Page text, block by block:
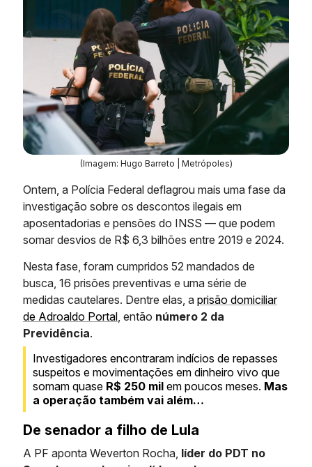
(Imagem: Hugo Barreto | Metrópoles)
Ontem, a Polícia Federal deflagrou mais uma fase da
investigação sobre os descontos ilegais em
aposentadorias e pensões do INSS — que podem
somar desvios de R$ 6,3 bilhões entre 2019 e 2024.
Nesta fase, foram cumpridos 52 mandados de
busca, 16 prisões preventivas e uma série de
medidas cautelares. Dentre elas, a prisão domiciliar
de Adroaldo Portal, então número 2 da
Previdência.
Investigadores encontraram indícios de repasses
suspeitos e movimentações em dinheiro vivo que
somam quase R$ 250 mil em poucos meses. Mas
a operação também vai além…
De senador a filho de Lula
A PF aponta Weverton Rocha, líder do PDT no